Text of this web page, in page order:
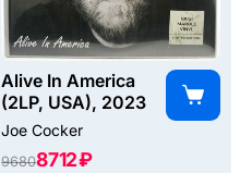
Alive In America
(2LP, USA), 2023
Joe Cocker
96808712 ₽